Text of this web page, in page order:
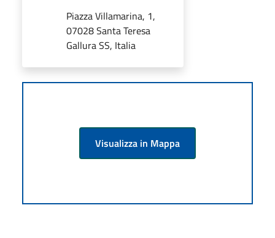
Piazza Villamarina, 1,
07028 Santa Teresa
Gallura SS, Italia
Visualizza in Mappa